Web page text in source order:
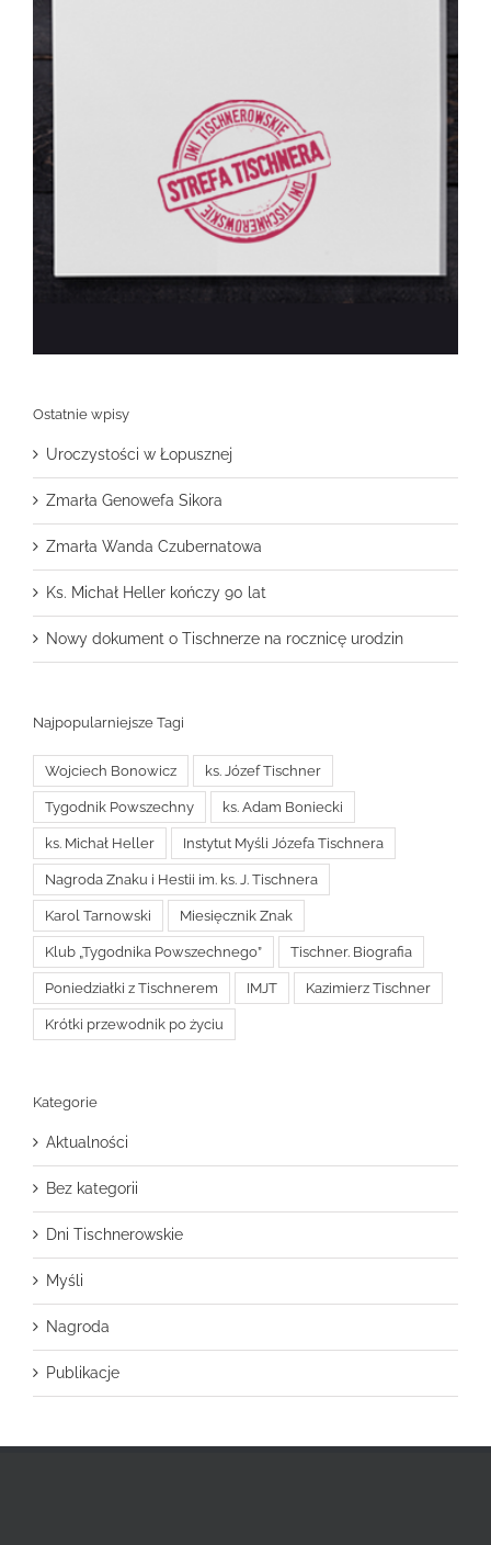
Ostatnie wpisy
Uroczystości w Łopusznej
Zmarła Genowefa Sikora
Zmarła Wanda Czubernatowa
Ks. Michał Heller kończy 90 lat
Nowy dokument o Tischnerze na rocznicę urodzin
Najpopularniejsze Tagi
Wojciech Bonowicz ks. Józef Tischner
Tygodnik Powszechny ks. Adam Boniecki
ks. Michał Heller Instytut Myśli Józefa Tischnera
Nagroda Znaku i Hestii im. ks. J. Tischnera
Karol Tarnowski Miesięcznik Znak
Klub „Tygodnika Powszechnego” Tischner. Biografia
Poniedziałki z Tischnerem IMJT Kazimierz Tischner
Krótki przewodnik po życiu
Kategorie
Aktualności
Bez kategorii
Dni Tischnerowskie
Myśli
Nagroda
Publikacje